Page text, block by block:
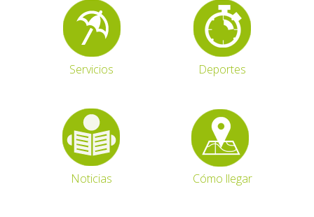
Servicios Deportes
Noticias Cómo llegar